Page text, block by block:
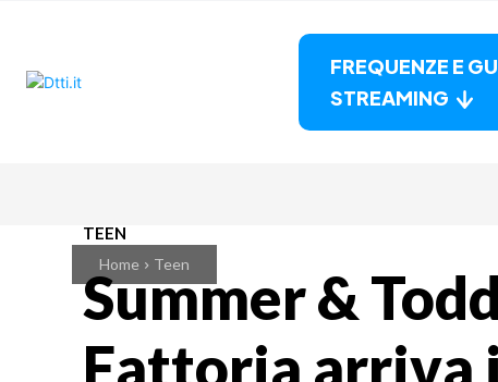
FREQUENZE E
STREAMING
Home Teen
TEEN
Summer &
Fattoria arriva